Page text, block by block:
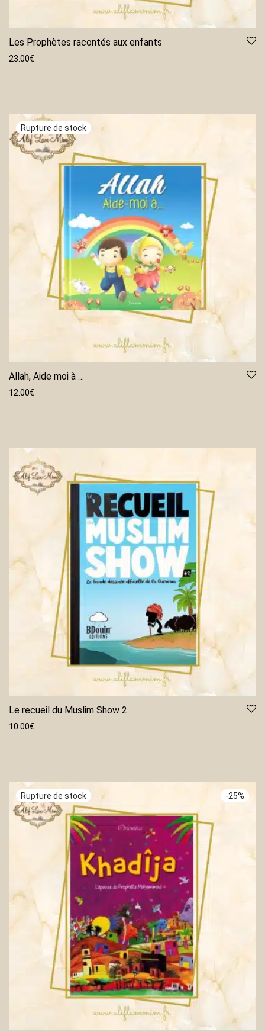
Les Prophètes racontés aux enfants
23.00€
Allah, Aide moi à …
12.00€
Le recueil du Muslim Show 2
10.00€
-25%